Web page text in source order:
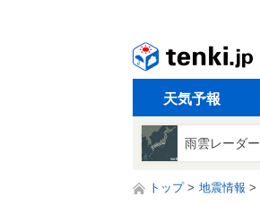
天気予報
雨雲レーダー
トップ 地震情報